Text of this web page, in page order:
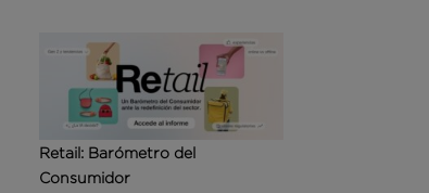
Retail: Barómetro del
Consumidor